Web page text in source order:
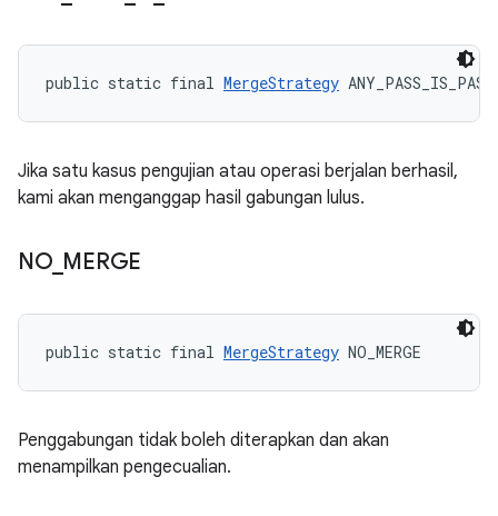
public static final MergeStrategy ANY_PASS_IS_PASS
Jika satu kasus pengujian atau operasi berjalan berhasil,
kami akan menganggap hasil gabungan lulus.
NO_ MERGE
public static final MergeStrategy NO_MERGE
Penggabungan tidak boleh diterapkan dan akan
menampilkan pengecualian.